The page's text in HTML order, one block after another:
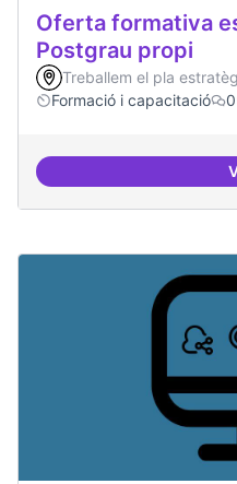
Oferta formativa
Postgrau propi
Treballem el pla
Formació i capacitació
0